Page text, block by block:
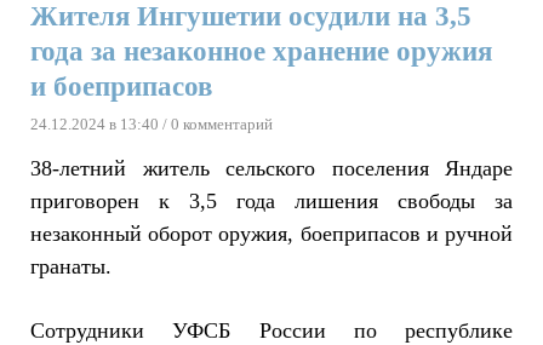
Жителя Ингушетии осудили на 3,5
года за незаконное хранение оружия
и боеприпасов
24.12.2024 в 13:40 / 0 комментарий
38-летний житель сельского поселения Яндаре
приговорен к 3,5 года лишения свободы за
незаконный оборот оружия, боеприпасов и ручной
гранаты.
Сотрудники УФСБ России по республике